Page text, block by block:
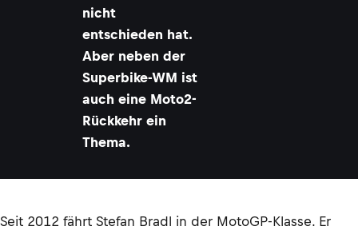
nicht
entschieden hat.
Aber neben der
Superbike-WM ist
auch eine Moto2-
Rückkehr ein
Thema.
Seit 2012 fährt Stefan Bradl in der MotoGP-Klasse. Er